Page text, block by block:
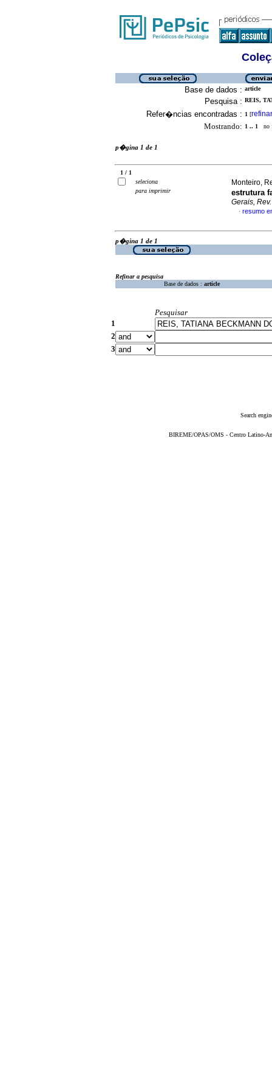
Base de dados : article
Pesquisa : REIS,
Refer�ncias encontradas : 1 [refinar
Mostrando: 1 .. 1 no
p�gina 1 de 1
1 / 1
seleciona
para imprimir
Monteiro,
estrutura
Gerais,
· resumo
p�gina 1 de 1
Refinar a pesquisa
Base de dados : article
Pesquisar
1
2
3
Search
BIREME/OPAS/OMS - Centro Latino-